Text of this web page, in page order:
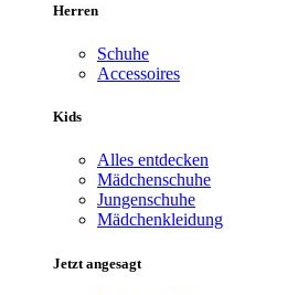
Herren
Schuhe
Accessoires
Kids
Alles entdecken
Mädchenschuhe
Jungenschuhe
Mädchenkleidung
Jetzt angesagt